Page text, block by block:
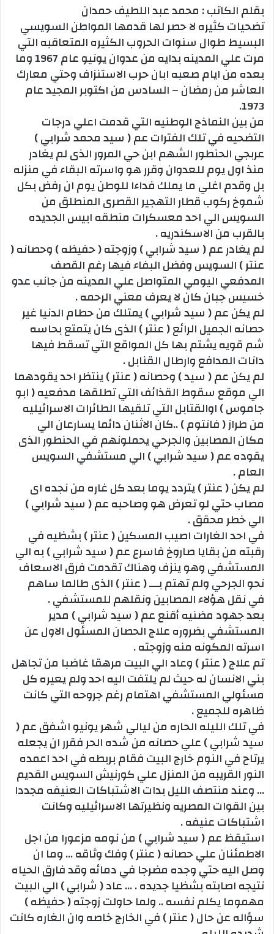
بقلم الكاتب : محمد عبد اللطيف حمدان
تضحيات كثيره لا حصر لها قدمها المواطن السويسي
البسيط طوال سنوات الحروب الكثيره المتعاقبه التي
مرت علي المدينه بدايه من عدوان يونيو عام 1967 وما
بعده من ايام صعبه ابان حرب الاستنزاف وحتي معارك
العاشر من رمضان – السادس من اكتوبر المجيد عام
1973.
من بين النماذج الوطنيه التي قدمت اعلي درجات
التضحيه في تلك الفترات عم ( سيد محمد شرابي )
عربجي الحنطور الشهم ابن حي المرور الذى لم يغادر
منذ اول يوم للعدوان وقرر هو واسرته البقاء في منزله
بل وقدم اغلي ما يملك فداءا للوطن يوم ان رفض بكل
شموخ ركوب قطار التهجير القصرى المنطلق من
السويس الي احد معسكرات منطقه ابيس الجديده
بالقرب من الاسكندريه .
لم يغادر عم ( سيد شرابي ) وزوجته ( حفيظه ) وحصانه (
عنتر ) السويس وفضل البفاء فيها رغم القصف
المدفعي اليومي المتواصل علي المدينه من جانب عدو
خسيس جبان كان لا يعرف معني الرحمه .
لم يكن عم ( سيد شرابي ) يمتلك من حطام الدنيا غير
حصانه الجميل الرائع ( عنتر ) الذى كان يتمتع بحاسه
شم قويه يشتم بها كل المواقع التي تسقط فيها
دانات المدافع وارطال القنابل .
لم يكن عم ( سيد ) وحصانه ( عنتر ) ينتظر احد يقودهما
الي موقع سقوط القذائف التي تطلقها مدفعيه ( ابو
جاموس ) اوالقتابل التي تلقيها الطائرات الاسرائيليه
من طراز ( فانتوم ) ..كان الاثنان دائما يسارعان الي
مكان المصابين والجرحي يحملونهم في الحنطور الذى
يقوده عم ( سيد شرابي ) الي مستشفي السويس
العام .
لم يكن ( عنتر ) يتردد يوما بعد كل غاره من نجده اى
مصاب حتي لو تعرض هو وصاحبه عم ( سيد شرابي )
الي خطر محقق .
في احد الغارات اصيب المسكين ( عنتر ) بشظيه في
رقبته من بقايا صاروخ فاسرع عم ( سيد شرابي ) به الي
المستشفي وهو ينزف وهناك تقدمت فرق الاسعاف
نحو الجرحي ولم تهتم بـــ ( عنتر ) الذى طالما ساهم
في نقل هؤلاء المصابين ونقلهم للمستشفي .
بعد جهود مضنيه أقنع عم ( سيد شرابي ) مدير
المستشفي بضروره علاج الحصان المسئول الاول عن
اسرته المكونه منه وزوجته .
تم علاج ( عنتر ) وعاد الي البيت مرهقا غاضبا من تجاهل
بني الانسان له حيث لم يلتفت اليه احد ولم يعيره كل
مسئولي المستشفي اهتمام رغم جروحه التي كانت
ظاهره للجميع .
في تلك الليله الحاره من ليالي شهر يونيو اشفق عم (
سيد شرابي ) علي حصانه من شده الحر فقرر ان يجعله
يرتاح في النوم خارج البيت فقام بربطه في احد اعمده
النور القريبه من المنزل علي كورنيش السويس القديم
… وعند منتصف الليل بدات الاشتباكات العنيفه مجددا
بين القوات المصريه ونظيرتها الاسرائيليه وكانت
اشتباكات عنيفه .
استيقظ عم ( سيد شرابي ) من نومه مزعورا من اجل
الاطمئنان علي حصانه ( عنتر ) وفك وثاقه … وما ان
وصل اليه حتي وجده مضرجا في دمائه وقد فارق الحياه
نتيجه اصابته بشظيا جديده . … عاد ( شرابي ) الي البيت
مهموما يكلم نفسه .. ولما حاولت زوجته ( حفيظه )
سؤاله عن حال ( عنتر ) في الخارج خاصه وان الغاره كانت